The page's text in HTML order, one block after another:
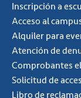
Inscripción a
Acceso al
Alquiler para
Atención de
Comprobantes
Solicitud de
Libro de